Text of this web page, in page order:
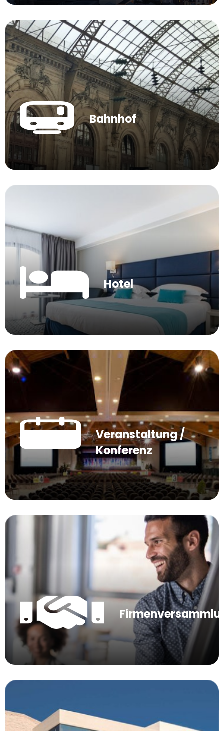
Bahnhof
Hotel
Veranstaltung /
Konferenz